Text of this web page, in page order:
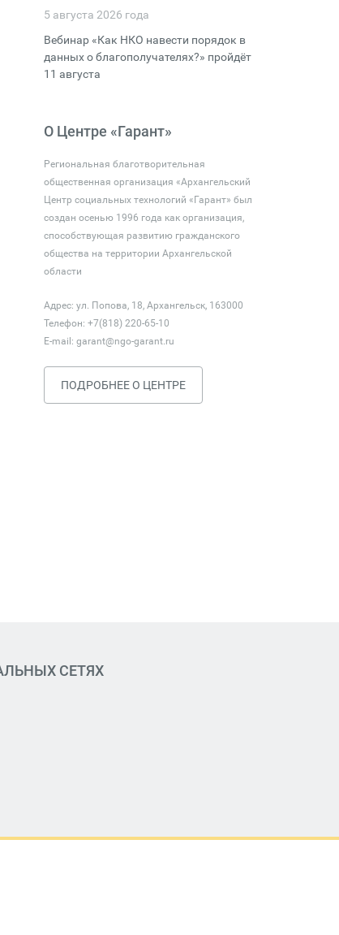
5 августа 2026 года
Вебинар «Как НКО навести порядок в
данных о благополучателях?» пройдёт
11 августа
О Центре «Гарант»
Региональная благотворительная
общественная организация «Архангельский
Центр социальных технологий «Гарант» был
создан осенью 1996 года как организация,
способствующая развитию гражданского
общества на территории Архангельской
области
Адрес: ул. Попова, 18, Архангельск, 163000
Телефон: +7(818) 220-65-10
E-mail: garant@ngo-garant.ru
ПОДРОБНЕЕ О ЦЕНТРЕ
СЕТЯХ